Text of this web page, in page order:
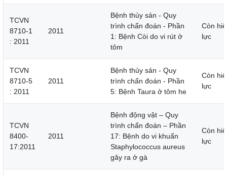
TCVN
8710-1
: 2011
2011
Bệnh thủy sản - Quy
trình chẩn đoán - Phần
1: Bệnh Còi do vi rút ở
tôm
Còn
lực
TCVN
8710-5
: 2011
2011
Bệnh thủy sản - Quy
trình chẩn đoán - Phần
5: Bệnh Taura ở tôm he
Còn
lực
TCVN
8400-
17:2011
2011
Bệnh động vật – Quy
trình chẩn đoán – Phần
17: Bệnh do vi khuẩn
Staphylococcus aureus
gây ra ở gà
Còn
lực